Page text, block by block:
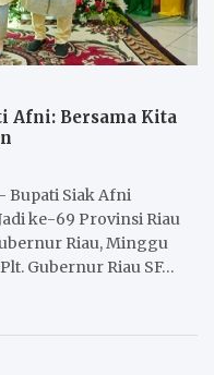
Afni: Bersama Kita
Bupati Siak Afni
ke-69 Provinsi Riau
Riau, Minggu
Gubernur Riau SF…